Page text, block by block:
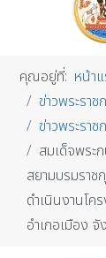
คุณอยู่ที่: หน้า
ข่าวพระรา
ข่าวพระรา
สมเด็จพระ
สยามบรมราช
ดำเนินงานโค
อำเภอเมือง